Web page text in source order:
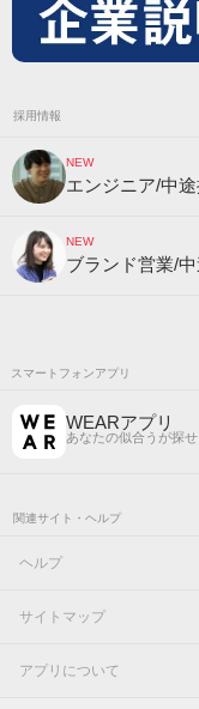
採用情報
NEW
エンジニア/中
NEW
ブランド営業/
スマートフォンアプリ
WEARアプリ
あなたの似合うが探
関連サイト・ヘルプ
ヘルプ
サイトマップ
アプリについて